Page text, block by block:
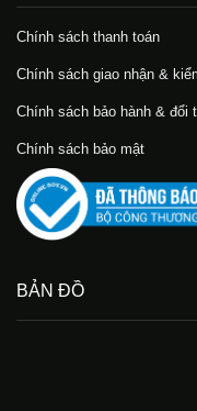
Chính sách thanh toán
Chính sách giao nhận &
Chính sách bảo hành & đổi
Chính sách bảo mật
BẢN ĐỒ